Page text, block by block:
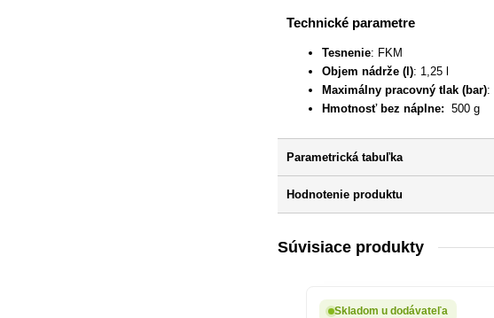
Technické parametre
Tesnenie: FKM
Objem nádrže (l): 1,25 l
Maximálny pracovný tlak (bar):
Hmotnosť bez náplne: 500 g
Parametrická tabuľka
Hodnotenie produktu
Súvisiace produkty
Skladom u dodávateľa